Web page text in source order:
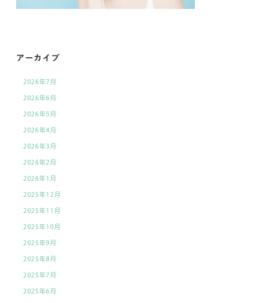
アーカイブ
2026年7月
2026年6月
2026年5月
2026年4月
2026年3月
2026年2月
2026年1月
2025年12月
2025年11月
2025年10月
2025年9月
2025年8月
2025年7月
2025年6月